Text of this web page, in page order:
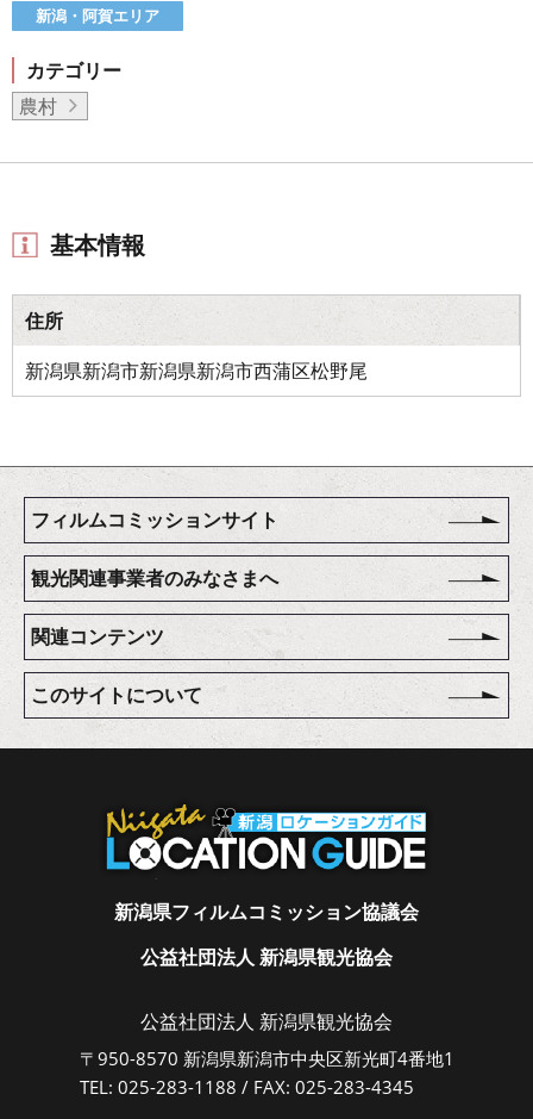
新潟・阿賀エリア
カテゴリー
農村
基本情報
住所
新潟県新潟市新潟県新潟市西蒲区松野尾
フィルムコミッションサイト
観光関連事業者のみなさまへ
関連コンテンツ
このサイトについて
新潟県フィルムコミッション協議会
公益社団法人 新潟県観光協会
公益社団法人 新潟県観光協会
〒950-8570 新潟県新潟市中央区新光町4番地1
TEL: 025-283-1188 / FAX: 025-283-4345